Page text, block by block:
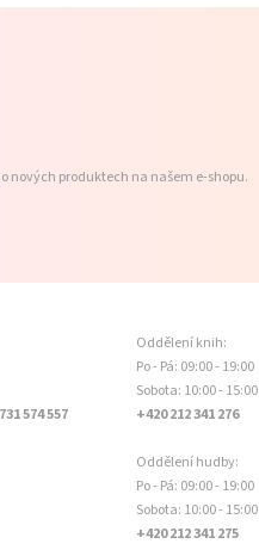
nových produktech na našem e-shopu.
574 557
Oddělení knih:
Po - Pá: 09:00 - 19:00
Sobota: 10:00 - 15:00
+420 212 341 276
Oddělení hudby:
Po - Pá: 09:00 - 19:00
Sobota: 10:00 - 15:00
+420 212 341 275